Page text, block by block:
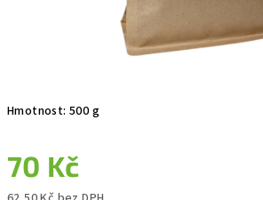
Hmotnost: 500 g
70 Kč